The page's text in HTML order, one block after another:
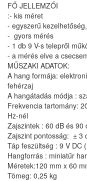
FŐ JELLEMZŐI
:- kis méret
- egyszerű kezelhetőség,
- gyors mérés
- 1 db 9 V-s telepről
- a mérés elve a
MŰSZAKI ADATOK:
A hang formája:
fehérzaj
A hangátadás módja :
Frekvencia tartomány:
Hz-nél
Zajszintek : 60 dB és
Zajszint pontosság: ± 3
Táp feszültség : 9 V DC
Hangforrás : miniatűr
Méretek:120 mm x 60
Tömeg: 0,25 kg